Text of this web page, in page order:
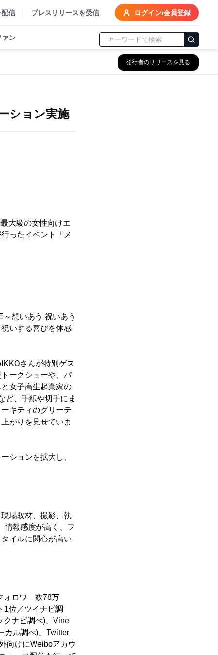
配信 プレスリリースを受信 ログイン/会員登録
ァン
発行者のリリースを見る
ション実施
大級の女性向けエ
ったイベント「メ
想いあう 祝いあう
いする喜びを体感
さんが特別ゲス
ークショーや、パ
女子高生起業家の
ど、手紙や切手にま
キティのグリーテ
がりを見せていま
ションを拡大し、
場取材、撮影、執
情報感度が高く、フ
イルに関心が高い
ォロワー数78万
1位／ツイナビ調
クナビ調べ)、Vine
カル調べ)、Twitter
向けにWeiboアカウ